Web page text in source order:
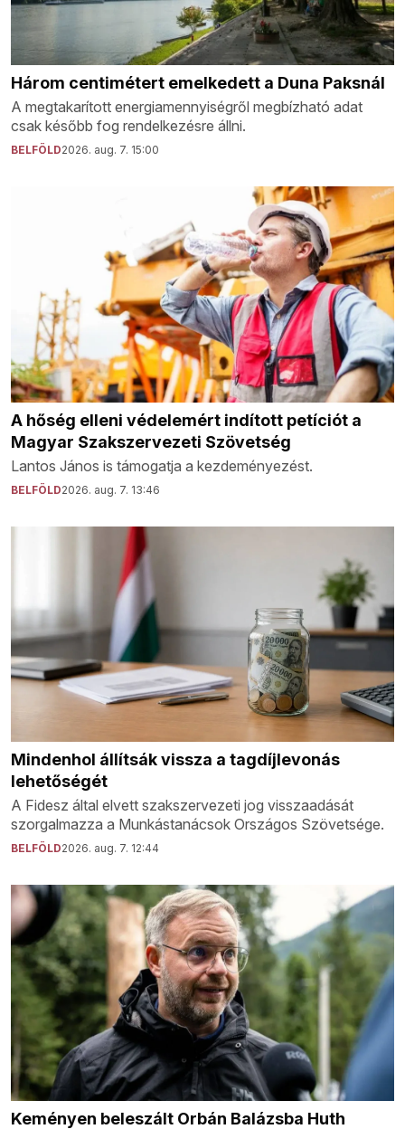
Három centimétert emelkedett a Duna Paksnál
A megtakarított energiamennyiségről megbízható adat
csak később fog rendelkezésre állni.
BELFÖLD2026. aug. 7. 15:00
A hőség elleni védelemért indított petíciót a
Magyar Szakszervezeti Szövetség
Lantos János is támogatja a kezdeményezést.
BELFÖLD2026. aug. 7. 13:46
Mindenhol állítsák vissza a tagdíjlevonás
lehetőségét
A Fidesz által elvett szakszervezeti jog visszaadását
szorgalmazza a Munkástanácsok Országos Szövetsége.
BELFÖLD2026. aug. 7. 12:44
Keményen beleszált Orbán Balázsba Huth